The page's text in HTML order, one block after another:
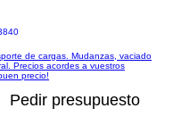
de cargas. Mudanzas, vaciado
Precios acordes a vuestros
precio!
Pedir presupuesto